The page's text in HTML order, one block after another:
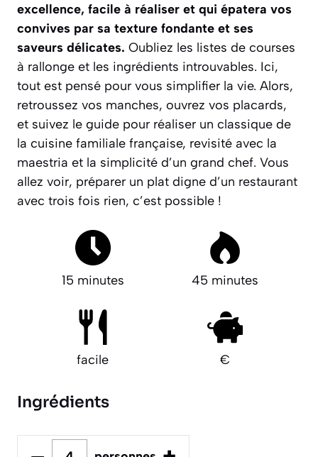
excellence, facile à réaliser et qui épatera vos
convives par sa texture fondante et ses
saveurs délicates. Oubliez les listes de courses
à rallonge et les ingrédients introuvables. Ici,
tout est pensé pour vous simplifier la vie. Alors,
retroussez vos manches, ouvrez vos placards,
et suivez le guide pour réaliser un classique de
la cuisine familiale française, revisité avec la
maestria et la simplicité d’un grand chef. Vous
allez voir, préparer un plat digne d’un restaurant
avec trois fois rien, c’est possible !
15 minutes 45 minutes
facile €
Ingrédients